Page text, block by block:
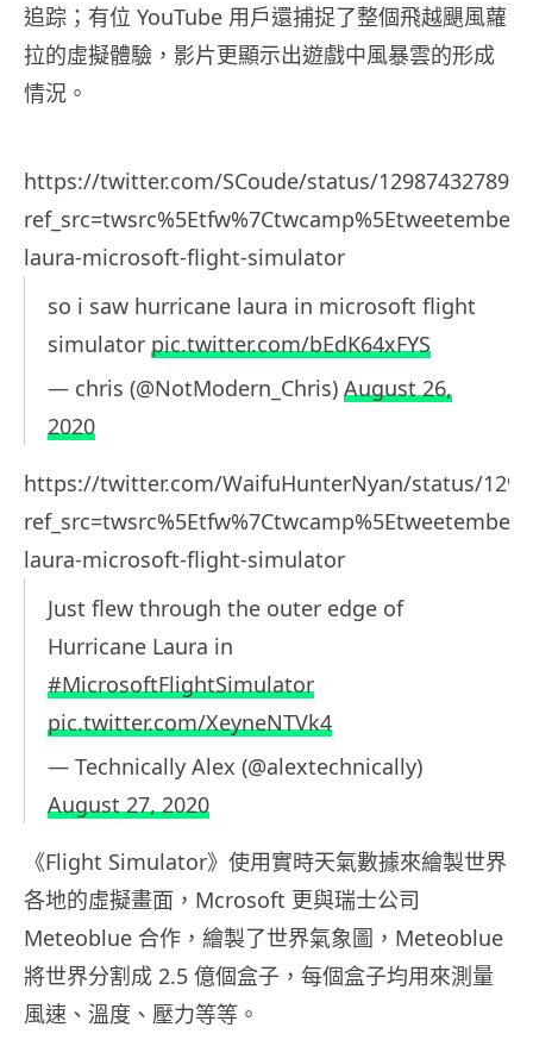
追踪；有位 YouTube 用戶還捕捉了整個飛越颶風蘿
拉的虛擬體驗，影片更顯示出遊戲中風暴雲的形成
情況。
https://twitter.com/SCoude/status/
laura-microsoft-flight-simulator
so i saw hurricane laura in microsoft flight
simulator pic.twitter.com/bEdK64xFYS
— chris (@NotModern_Chris) August 26,
2020
https://twitter.com/WaifuHunterNyan/status/
laura-microsoft-flight-simulator
Just flew through the outer edge of
Hurricane Laura in
#MicrosoftFlightSimulator
pic.twitter.com/XeyneNTVk4
— Technically Alex (@alextechnically)
August 27, 2020
《Flight Simulator》使用實時天氣數據來繪製世界
各地的虛擬畫面，Mcrosoft 更與瑞士公司
Meteoblue 合作，繪製了世界氣象圖，Meteoblue
將世界分割成 2.5 億個盒子，每個盒子均用來測量
風速、溫度、壓力等等。